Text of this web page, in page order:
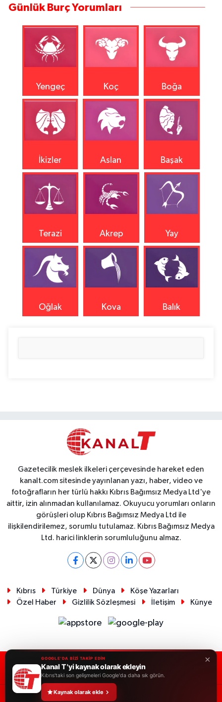
Günlük Burç Yorumları
Yengeç Koç Boğa
İkizler Aslan Başak
Terazi Akrep Yay
Oğlak Kova Balık
Gazetecilik meslek ilkeleri çerçevesinde hareket eden
kanalt.com sitesinde yayınlanan yazı, haber, video ve
fotoğrafların her türlü hakkı Kıbrıs Bağımsız Medya Ltd'ye
aittir, izin alınmadan kullanılamaz. Okuyucu yorumları onların
görüşleri olup Kıbrıs Bağımsız Medya Ltd ile
ilişkilendirilemez, sorumlu tutulamaz. Kıbrıs Bağımsız Medya
Ltd. harici linklerin sorumluluğunu almaz.
Kıbrıs Türkiye Dünya
Köşe Yazarları
Özel Haber
Gizlilik Sözleşmesi İletişim Künye
RSS Copyright © 2026. Her hakkı saklıdır.
Haber Yazılımı:
×
GOOGLE'DA BİZİ TAKİP EDİN
Kanal T 'yi kaynak olarak ekleyin
Kıbrıs'taki son gelişmeleri Google'da daha sık görün.
Kaynak olarak ekle